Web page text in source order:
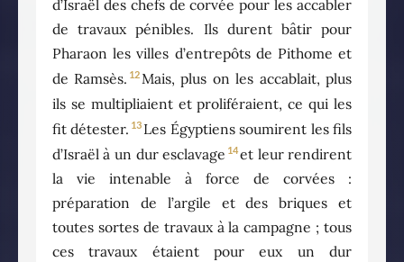
d’Israël des chefs de corvée pour les accabler
de travaux pénibles. Ils durent bâtir pour
Pharaon les villes d’entrepôts de Pithome et
de Ramsès. 12Mais, plus on les accablait, plus
ils se multipliaient et proliféraient, ce qui les
fit détester. 13 Les Égyptiens soumirent les fils
d’Israël à un dur esclavage 14et leur rendirent
la vie intenable à force de corvées :
préparation de l’argile et des briques et
toutes sortes de travaux à la campagne ; tous
ces travaux étaient pour eux un dur